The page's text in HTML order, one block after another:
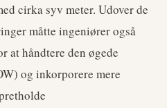
cirka syv meter. Udover de
måtte ingeniører også
at håndtere den øgede
og inkorporere mere